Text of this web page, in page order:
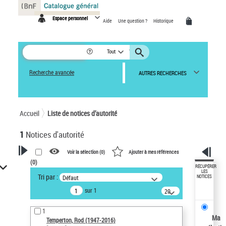
Espace personnel Aide Une question ? Historique
Tout
Recherche avancée AUTRES RECHERCHES
Accueil Liste de notices d’autorité
1 Notices d'autorité
VOTRE RECHERCHE
Recherche avancée dans les
notices d’autorité
Œuvres liées à l'auteur :
Temperton, Rod (1947-2016)
Voir la sélection (0) Ajouter à mes références
(0)
Tri par : Défaut
sur 1
20
résultats/page
1
Temperton, Rod (1947-2016)
RÉCUPÉRER
LES
NOTICES
Ma
Panneau de gestion des cookies